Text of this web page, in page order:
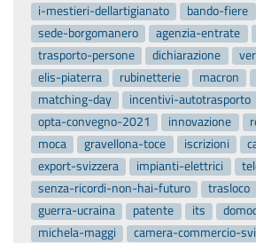
i-mestieri-dellartigianato
bando-fiere
sede-borgomanero
agenzia-entrate
trasporto-persone
dichiarazione
elis-piaterra
rubinetterie macron
matching-day
incentivi-autotrasporto
opta-convegno-2021
innovazione
moca
gravellona-toce iscrizioni
export-svizzera
impianti-elettrici
senza-ricordi-non-hai-futuro
trasloco
guerra-ucraina
patente its
michela-maggi
camera-commercio-